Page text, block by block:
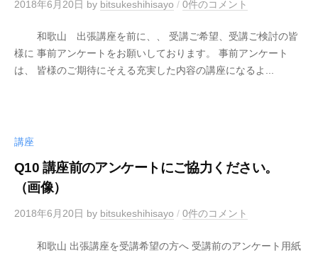
2018年6月20日 by bitsukeshihisayo / 0件のコメント
和歌山 出張講座を前に、、 受講ご希望、受講ご検討の皆
様に 事前アンケートをお願いしております。 事前アンケート
は、 皆様のご期待にそえる充実した内容の講座になるよ...
講座
Q10 講座前のアンケートにご協力ください。
（画像）
2018年6月20日 by bitsukeshihisayo / 0件のコメント
和歌山 出張講座を受講希望の方へ 受講前のアンケート用紙